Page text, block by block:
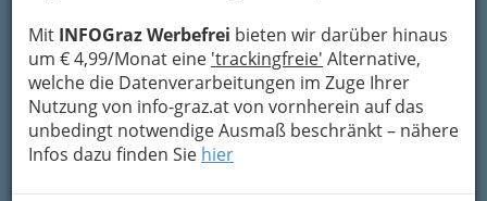
Mit INFOGraz Werbefrei bieten wir darüber hinaus
um € 4,99/Monat eine 'trackingfreie' Alternative,
welche die Datenverarbeitungen im Zuge Ihrer
Nutzung von info-graz.at von vornherein auf das
unbedingt notwendige Ausmaß beschränkt – nähere
Infos dazu finden Sie hier
Meine Nachricht